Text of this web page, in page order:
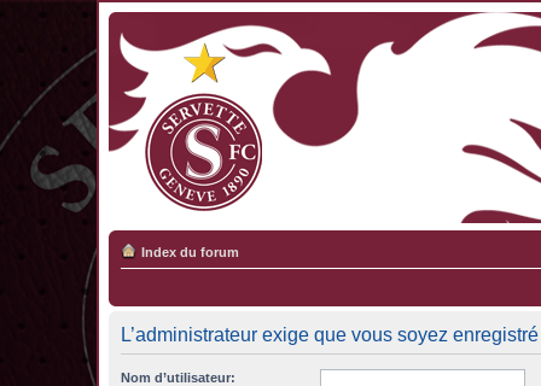
Index du forum
L’administrateur exige que vous soyez
Nom d’utilisateur: